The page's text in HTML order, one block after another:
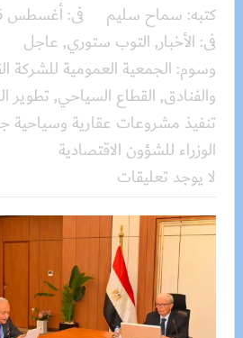
كتبه: سماح سليم فى:أغسطس 06, 2026
فى: الأخبار, التوب ستوري, عاجل
وسوم: الجمعية العمومية للشركة
والفنادق, القطاع السياحي, تطوير
تنفيذ مشروعات عقارية وسياحية
الوزراء للشؤون الاقتصادية
لا يوجد تعليقات